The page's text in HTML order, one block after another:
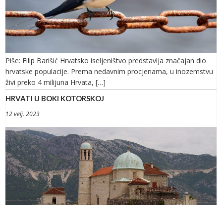
Piše: Filip Barišić Hrvatsko iseljeništvo predstavlja značajan dio
hrvatske populacije. Prema nedavnim procjenama, u inozemstvu
živi preko 4 milijuna Hrvata, […]
HRVATI U BOKI KOTORSKOJ
12 velj. 2023